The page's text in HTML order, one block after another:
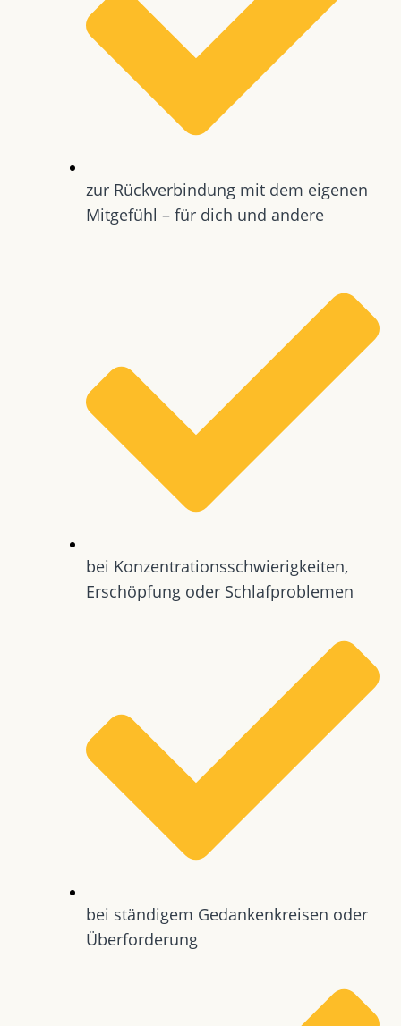
zur Rückverbindung mit dem eigenen
Mitgefühl – für dich und andere
bei Konzentrationsschwierigkeiten,
Erschöpfung oder Schlafproblemen
bei ständigem Gedankenkreisen oder
Überforderung